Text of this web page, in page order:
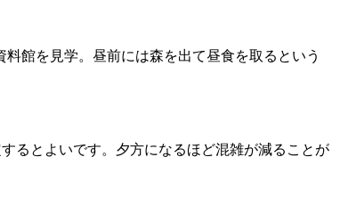
館を見学。昼前には森を出て昼食を取るという
るとよいです。夕方になるほど混雑が減ることが